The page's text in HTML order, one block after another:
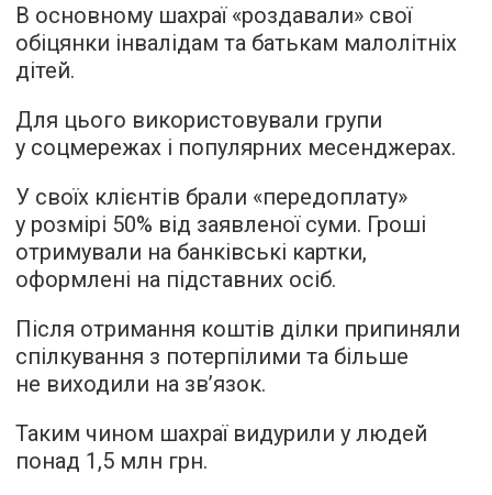
В основному шахраї «роздавали» свої
обіцянки інвалідам та батькам малолітніх
дітей.
Для цього використовували групи
у соцмережах і популярних месенджерах.
У своїх клієнтів брали «передоплату»
у розмірі 50% від заявленої суми. Гроші
отримували на банківські картки,
оформлені на підставних осіб.
Після отримання коштів ділки припиняли
спілкування з потерпілими та більше
не виходили на зв’язок.
Таким чином шахраї видурили у людей
понад 1,5 млн грн.